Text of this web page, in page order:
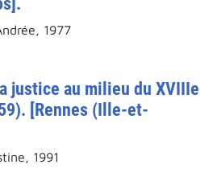
1977
justice au milieu du XVIIIe
[Rennes (Ille-et-
1991